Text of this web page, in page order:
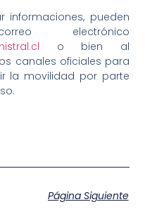
informaciones, pueden
electrónico
o bien al
canales oficiales para
la movilidad por parte
Página Siguiente